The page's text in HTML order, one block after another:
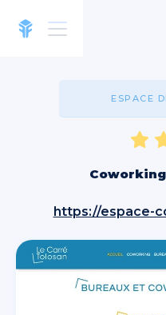
ESPACE
https://espace-